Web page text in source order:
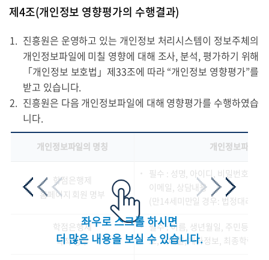
제4조(개인정보 영향평가의 수행결과)
진흥원은 운영하고 있는 개인정보 처리시스템이 정보주체의
개인정보파일에 미칠 영향에 대해 조사, 분석, 평가하기 위해
「개인정보 보호법」제33조에 따라 “개인정보 영향평가”를
받고 있습니다.
진흥원은 다음 개인정보파일에 대해 영향평가를 수행하였습
니다.
좌우로 스크롤 하시면
더 많은 내용을 보실 수 있습니다.
개인정보파일의 명칭 개인정보파일에
학점은행제
홈페이지 회원 명부
필수 : 성명, 아이디, 비밀번호, 생
이메일, 상담내용
(만14세미만일 경우: 법정대리인
학점은행제
학적 명부
필수 : 이름, 생년월일, 주민등록번
호, 이메일, 계좌정보, 최종학력,